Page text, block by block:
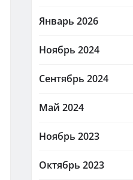
Январь 2026
Ноябрь 2024
Сентябрь 2024
Май 2024
Ноябрь 2023
Октябрь 2023